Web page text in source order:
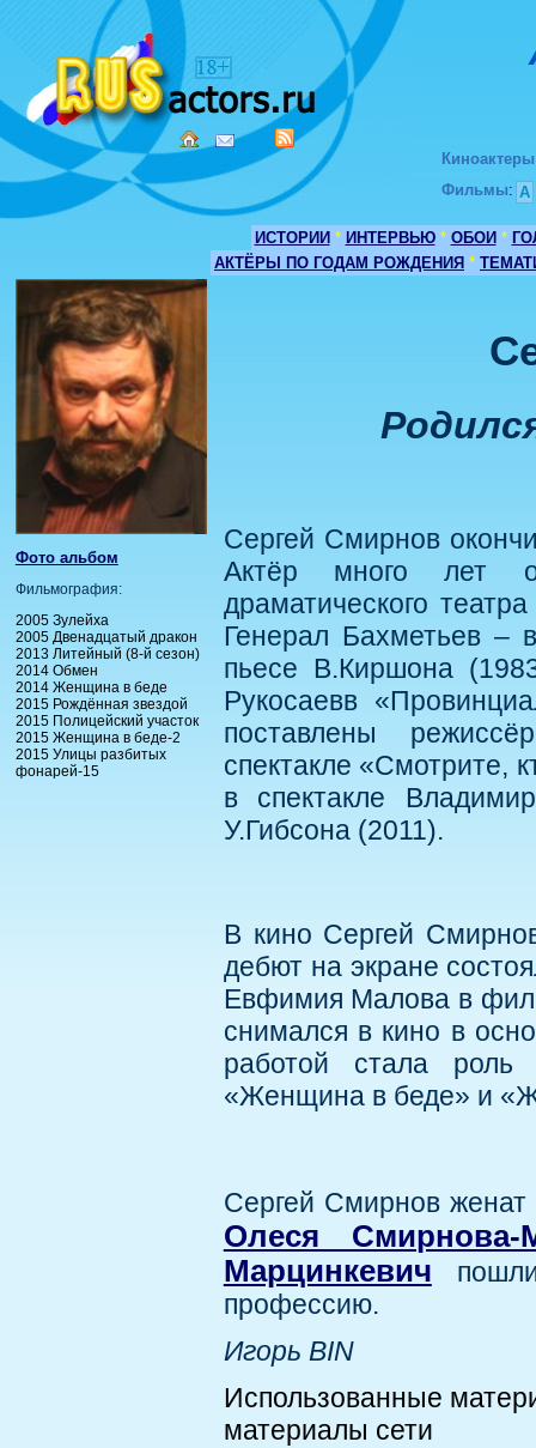
Киноактеры
Фильмы: А
ИСТОРИИ * ИНТЕРВЬЮ * ОБОИ *
АКТЁРЫ ПО ГОДАМ РОЖДЕНИЯ *
Фото альбом
Фильмография:
2005 Зулейха
2005 Двенадцатый дракон
2013 Литейный (8-й сезон)
2014 Обмен
2014 Женщина в беде
2015 Рождённая звездой
2015 Полицейский участок
2015 Женщина в беде-2
2015 Улицы разбитых
фонарей-15
Сергей Смирнов
Актёр много лет
драматического
Генерал Бахметьев –
пьесе В.Киршона
Рукосаевв
поставлены
спектакле «Смотрите,
в спектакле
У.Гибсона (2011).
В кино Сергей
дебют на экране
Евфимия Малова в
снимался в кино в
работой стала роль
«Женщина в беде» и
Сергей Смирнов
Олеся Смирнова-
Марцинкевич
профессию.
Игорь BIN
Использованные
материалы сети